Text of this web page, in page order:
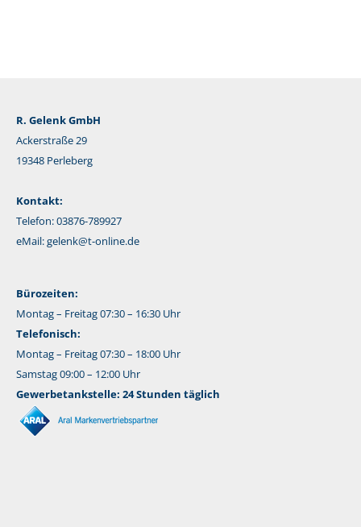
R. Gelenk GmbH
Ackerstraße 29
19348 Perleberg
Kontakt:
Telefon: 03876-789927
eMail:gelenk@t-online.de
Bürozeiten:
Montag – Freitag 07:30 – 16:30 Uhr
Telefonisch:
Montag – Freitag 07:30 – 18:00 Uhr
Samstag 09:00 – 12:00 Uhr
Gewerbetankstelle: 24 Stunden täglich